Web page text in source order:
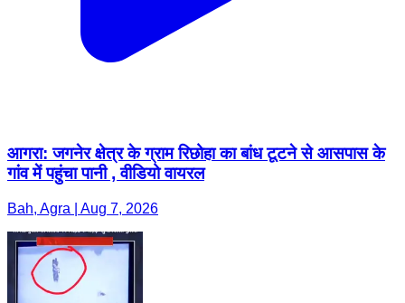
आगरा: जगनेर क्षेत्र के ग्राम रिछोहा का बांध टूटने से आसपास के
गांव में पहुंचा पानी , वीडियो वायरल
Bah, Agra | Aug 7, 2026